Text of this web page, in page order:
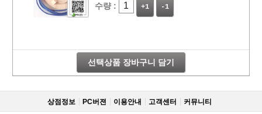
수량 :
+1 -1
선택상품 장바구니 담기
상점정보 PC버젼 이용안내 고객센터 커뮤니티